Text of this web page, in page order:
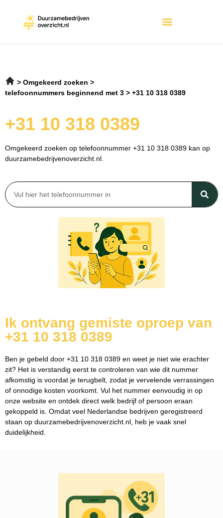
Omgekeerd zoeken
telefoonnummers beginnend met 3
+31 10 318 0389
+31 10 318 0389
Omgekeerd zoeken op telefoonnummer +31 10 318 0389 kan op
duurzamebedrijvenoverzicht.nl.
Ik ontvang gemiste oproep van
+31 10 318 0389
Ben je gebeld door +31 10 318 0389 en weet je niet wie erachter
zit? Het is verstandig eerst te controleren van wie dit nummer
afkomstig is voordat je terugbelt, zodat je vervelende verrassingen
of onnodige kosten voorkomt. Vul het nummer eenvoudig in op
onze website en ontdek direct welk bedrijf of persoon eraan
gekoppeld is. Omdat veel Nederlandse bedrijven geregistreerd
staan op duurzamebedrijvenoverzicht.nl, heb je vaak snel
duidelijkheid.